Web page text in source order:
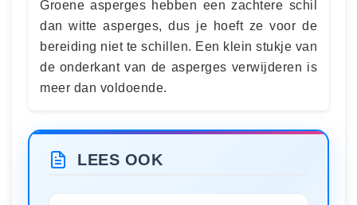
Groene asperges hebben een zachtere schil
dan witte asperges, dus je hoeft ze voor de
bereiding niet te schillen. Een klein stukje van
de onderkant van de asperges verwijderen is
meer dan voldoende.
LEES OOK